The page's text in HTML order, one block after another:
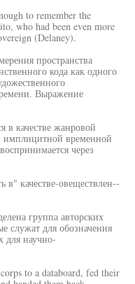
to remember the
who had been even more
(Delaney).
пространства
кода как одного
Выражение
в качестве жанровой
имплицитной временной
через
в" качестве-овеществлен--
группа авторских
служат для обозначения
для научно-
to a databoard, fed their